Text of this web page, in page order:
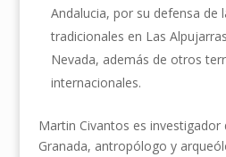
Andalucia, por su defensa de
tradicionales en Las
Nevada, además de otros
internacionales.
Martin Civantos es investigador
Granada, antropólogo y